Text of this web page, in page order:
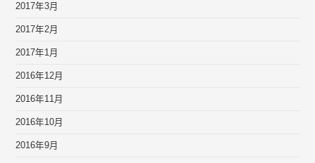
2017年3月
2017年2月
2017年1月
2016年12月
2016年11月
2016年10月
2016年9月